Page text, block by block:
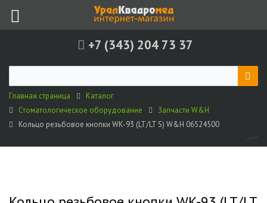
+7 (343) 204 73 37
Главная страница
Каталог
Стоматологическое оборудование
Запчасти W&H
Кольцо резьбовое кнопки WK-93 (LT/LT S) W&H 06524500